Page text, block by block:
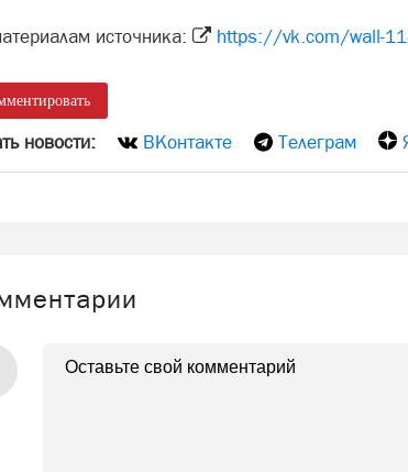
источника: https://vk.com/wall-
новости: ВКонтакте Телеграм